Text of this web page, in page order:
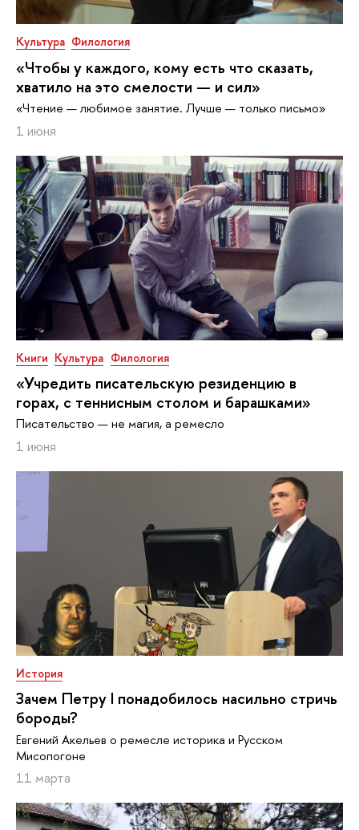
Культура Филология
«Чтобы у каждого, кому есть что сказать,
хватило на это смелости — и сил»
«Чтение — любимое занятие. Лучше — только письмо»
1 июня
Книги Культура Филология
«Учредить писательскую резиденцию в
горах, с теннисным столом и барашками»
Писательство — не магия, а ремесло
1 июня
История
Зачем Петру I понадобилось насильно стричь
бороды?
Евгений Акельев о ремесле историка и Русском
Мисопогоне
11 марта